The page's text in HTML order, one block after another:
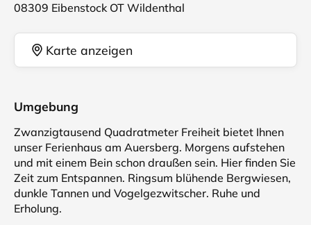
08309 Eibenstock OT Wildenthal
Karte anzeigen
Umgebung
Zwanzigtausend Quadratmeter Freiheit bietet Ihnen
unser Ferienhaus am Auersberg. Morgens aufstehen
und mit einem Bein schon draußen sein. Hier finden Sie
Zeit zum Entspannen. Ringsum blühende Bergwiesen,
dunkle Tannen und Vogelgezwitscher. Ruhe und
Erholung.